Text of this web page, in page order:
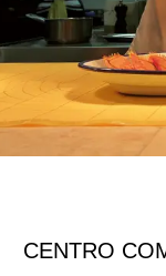
CENTRO